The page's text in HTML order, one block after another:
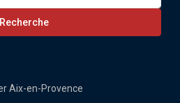
Recherche
Aix-en-Provence